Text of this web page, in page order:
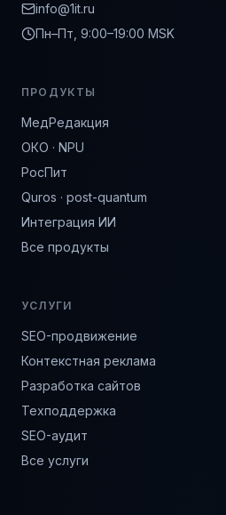
info@1it.ru
Пн–Пт, 9:00–19:00 MSK
ПРОДУКТЫ
МедРедакция
ОКО · NPU
РосПит
Quros · post-quantum
Интеграция ИИ
Все продукты
УСЛУГИ
SEO-продвижение
Контекстная реклама
Разработка сайтов
Техподдержка
SEO-аудит
Все услуги